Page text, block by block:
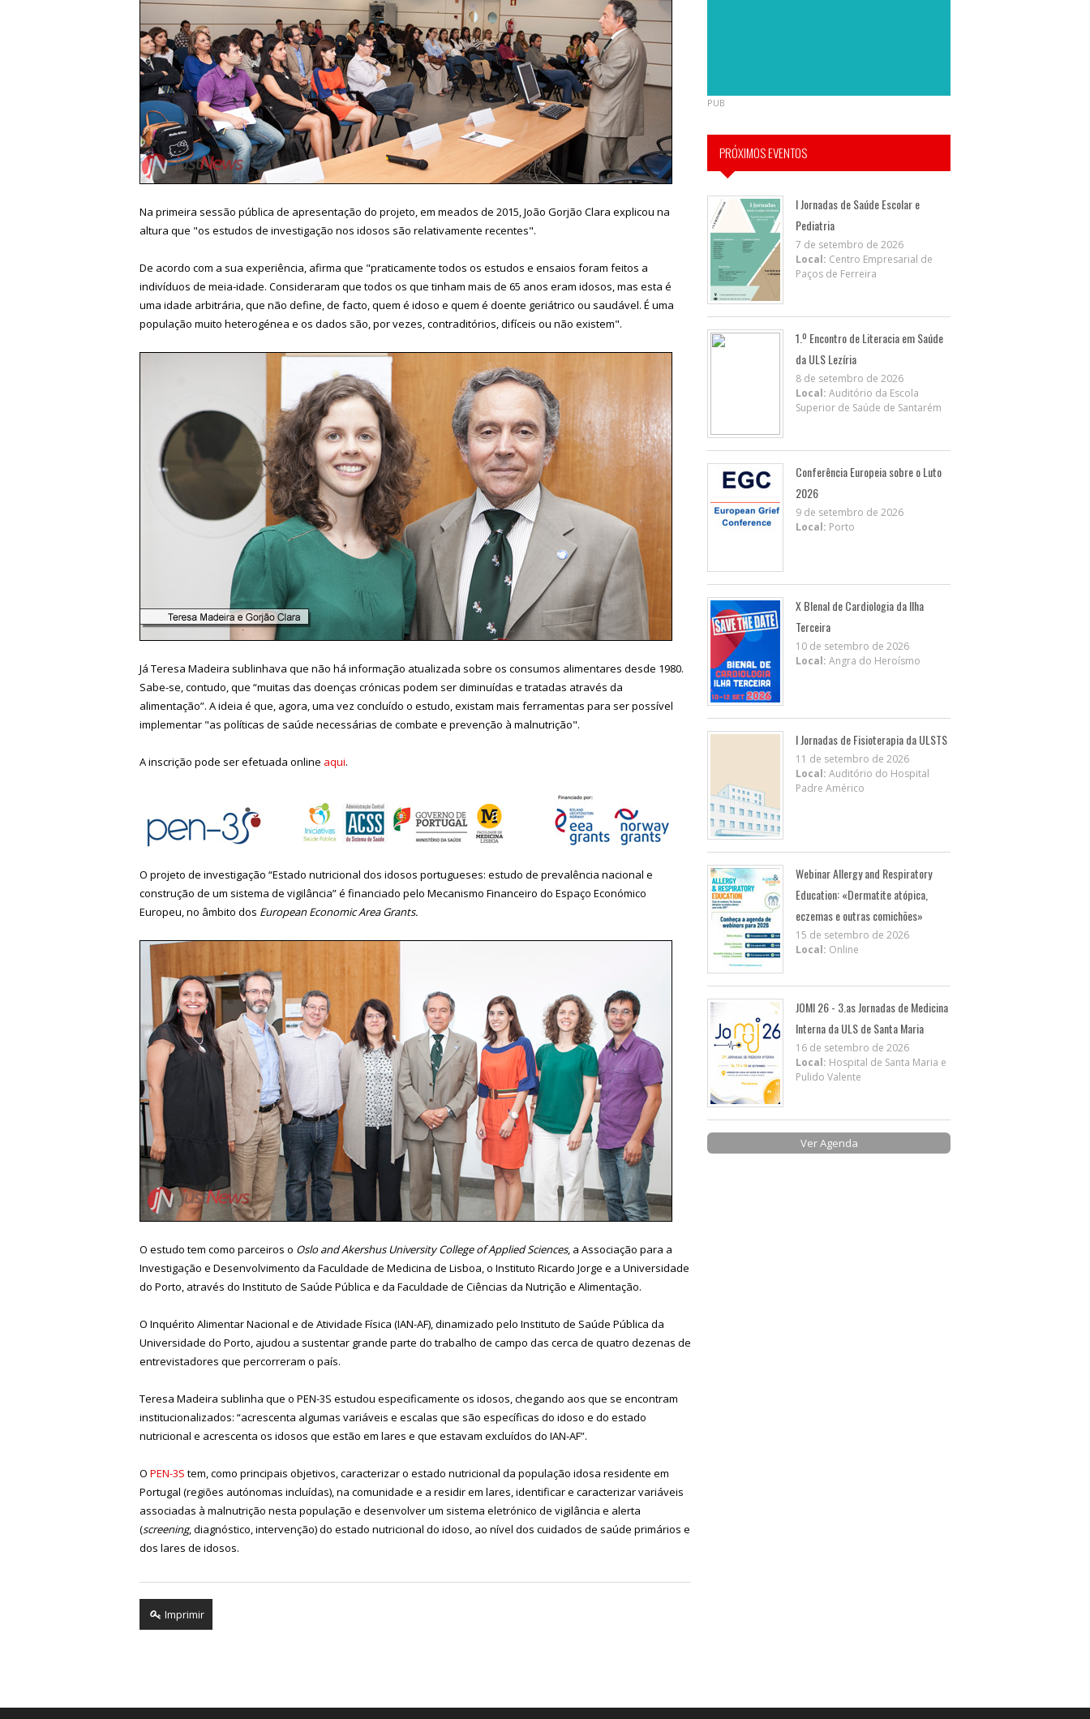
Na primeira sessão pública de apresentação do projeto, em meados de 2015, João Gorjão Clara explicou na
altura que "os estudos de investigação nos idosos são relativamente recentes".
De acordo com a sua experiência, afirma que "praticamente todos os estudos e ensaios foram feitos a
indivíduos de meia-idade. Consideraram que todos os que tinham mais de 65 anos eram idosos, mas esta é
uma idade arbitrária, que não define, de facto, quem é idoso e quem é doente geriátrico ou saudável. É uma
população muito heterogénea e os dados são, por vezes, contraditórios, difíceis ou não existem".
Já Teresa Madeira sublinhava que não há informação atualizada sobre os consumos alimentares desde 1980.
Sabe-se, contudo, que “muitas das doenças crónicas podem ser diminuídas e tratadas através da
alimentação”. A ideia é que, agora, uma vez concluído o estudo, existam mais ferramentas para ser possível
implementar "as políticas de saúde necessárias de combate e prevenção à malnutrição".
A inscrição pode ser efetuada online aqui.
O projeto de investigação “Estado nutricional dos idosos portugueses: estudo de prevalência nacional e
construção de um sistema de vigilância” é financiado pelo Mecanismo Financeiro do Espaço Económico
Europeu, no âmbito dos European Economic Area Grants.
O estudo tem como parceiros o Oslo and Akershus University College of Applied Sciences, a Associação para a
Investigação e Desenvolvimento da Faculdade de Medicina de Lisboa, o Instituto Ricardo Jorge e a Universidade
do Porto, através do Instituto de Saúde Pública e da Faculdade de Ciências da Nutrição e Alimentação.
O Inquérito Alimentar Nacional e de Atividade Física (IAN-AF), dinamizado pelo Instituto de Saúde Pública da
Universidade do Porto, ajudou a sustentar grande parte do trabalho de campo das cerca de quatro dezenas de
entrevistadores que percorreram o país.
Teresa Madeira sublinha que o PEN-3S estudou especificamente os idosos, chegando aos que se encontram
institucionalizados: “acrescenta algumas variáveis e escalas que são específicas do idoso e do estado
nutricional e acrescenta os idosos que estão em lares e que estavam excluídos do IAN-AF”.
O PEN-3S tem, como principais objetivos, caracterizar o estado nutricional da população idosa residente em
Portugal (regiões autónomas incluídas), na comunidade e a residir em lares, identificar e caracterizar variáveis
associadas à malnutrição nesta população e desenvolver um sistema eletrónico de vigilância e alerta
(screening, diagnóstico, intervenção) do estado nutricional do idoso, ao nível dos cuidados de saúde primários e
dos lares de idosos.
Imprimir
PUB
PRÓXIMOS EVENTOS
I Jornadas de Saúde Escolar e
Pediatria
7 de setembro de 2026
Local: Centro Empresarial de
Paços de Ferreira
1.º Encontro de Literacia em Saúde
da ULS Lezíria
8 de setembro de 2026
Local: Auditório da Escola
Superior de Saúde de Santarém
Conferência Europeia sobre o Luto
2026
9 de setembro de 2026
Local: Porto
X BIenal de Cardiologia da Ilha
Terceira
10 de setembro de 2026
Local: Angra do Heroísmo
I Jornadas de Fisioterapia da ULSTS
11 de setembro de 2026
Local: Auditório do Hospital
Padre Américo
Webinar Allergy and Respiratory
Education: «Dermatite atópica,
eczemas e outras comichões»
15 de setembro de 2026
Local: Online
JOMI 26 - 3.as Jornadas de Medicina
Interna da ULS de Santa Maria
16 de setembro de 2026
Local: Hospital de Santa Maria e
Pulido Valente
Ver Agenda